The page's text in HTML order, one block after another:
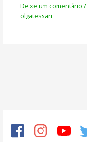
Deixe um comentário /
olgatessari